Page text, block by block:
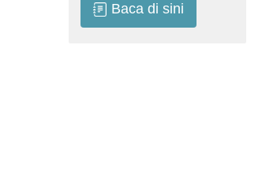
Baca di sini